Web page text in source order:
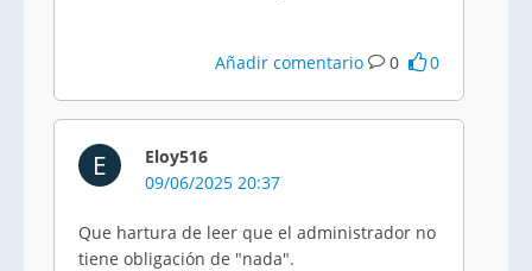
Añadir comentario 0 0
E
Eloy516
09/06/2025 20:37
Que hartura de leer que el administrador no
tiene obligación de "nada".